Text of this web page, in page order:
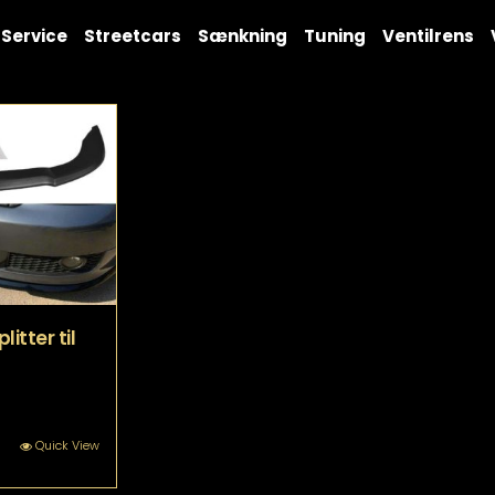
Service Streetcars Sænkning Tuning Ventilrens
til
Quick View